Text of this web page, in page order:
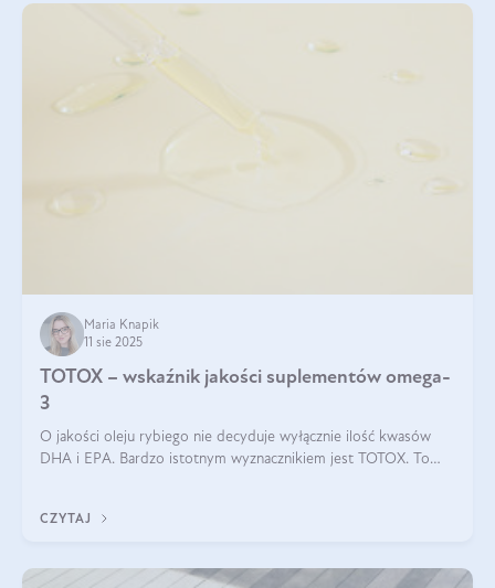
Maria Knapik
11 sie 2025
TOTOX – wskaźnik jakości suplementów omega-
3
O jakości oleju rybiego nie decyduje wyłącznie ilość kwasów
DHA i EPA. Bardzo istotnym wyznacznikiem jest TOTOX. To
CZYTAJ